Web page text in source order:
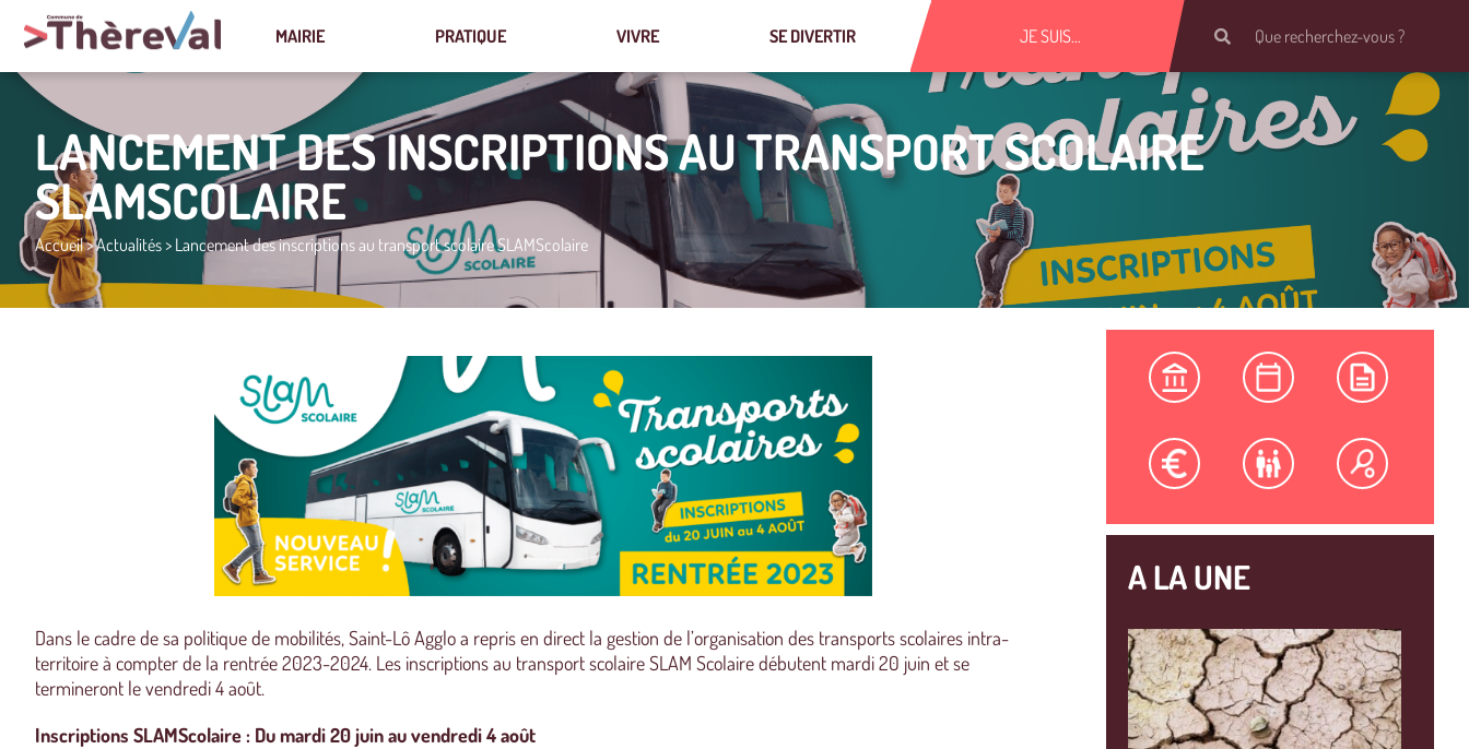
MAIRIE PRATIQUE VIVRE SE DIVERTIR JE SUIS…
LANCEMENT DES INSCRIPTIONS AU TRANSPORT SCOLAIRE
SLAMSCOLAIRE
Accueil>Actualités > Lancement des inscriptions au transport scolaire SLAMScolaire
Dans le cadre de sa politique de mobilités, Saint-Lô Agglo a repris en direct la gestion de l’organisation des transports scolaires intra-
territoire à compter de la rentrée 2023-2024. Les inscriptions au transport scolaire SLAM Scolaire débutent mardi 20 juin et se
termineront le vendredi 4 août.
Inscriptions SLAMScolaire : Du mardi 20 juin au vendredi 4 août
A LA UNE